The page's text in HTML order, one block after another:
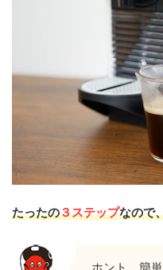
たったの３ステップなので